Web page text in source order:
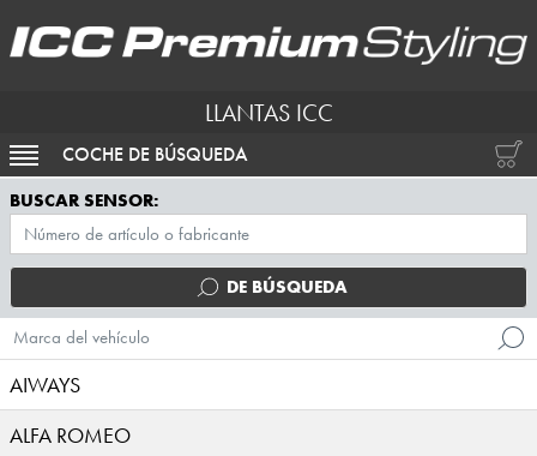
LLANTAS ICC
ACTIVAR NAVEGACIÓN
COCHE DE BÚSQUEDA
BUSCAR SENSOR:
DE BÚSQUEDA
Marca del vehículo
AIWAYS
ALFA ROMEO